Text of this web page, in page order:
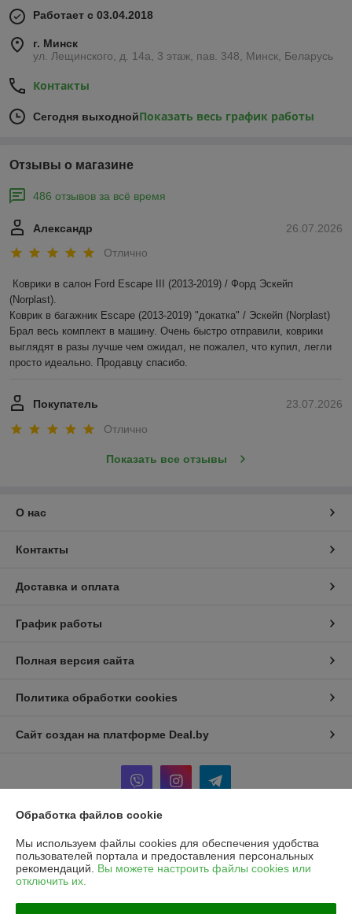
Работает с 03.04.2018
г. Минск
ул. Лещинского, д. 14а, 3 этаж, пав. 348, Минск, Беларусь
Контакты
Сегодня выходнойПоказать весь график работы
Отзывы о магазине
486 отзывов за всё время
26.07.2026
Александр
Отлично
Коврики в салон Ford Escape III (2013-2019) / Форд Эскейп
(Norplast).
Коврик в багажник Escape (2013-2019) "докатка" / Эскейп (Norplast)
Брал весь комплект в машину. Очень быстро отправили, коврики
выглядят в разы лучше чем ожидал, не пожалел, что купил, легли
просто идеально. Продавцу спасибо.
23.07.2026
Покупатель
Отлично
Показать все отзывы
О нас
Контакты
Доставка и оплата
График работы
Полная версия сайта
Политика обработки cookies
Сайт создан на платформе Deal.by
Информация для покупателя
Юридическое лицо: Частное унитарное предприятие «Рапидита»
220140, г. Минск, ул. Лещинского, 14А, пом. 342
Обработка файлов cookie
Мы используем файлы cookies для обеспечения удобства
пользователей портала и предоставления персональных
рекомендаций. Вы можете настроить файлы cookies или
отключить их.